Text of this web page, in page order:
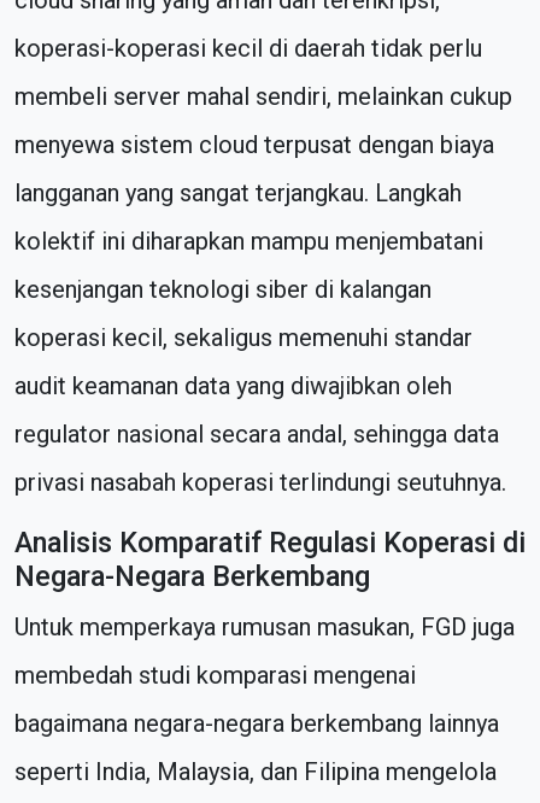
koperasi-koperasi kecil di daerah tidak perlu
membeli server mahal sendiri, melainkan cukup
menyewa sistem cloud terpusat dengan biaya
langganan yang sangat terjangkau. Langkah
kolektif ini diharapkan mampu menjembatani
kesenjangan teknologi siber di kalangan
koperasi kecil, sekaligus memenuhi standar
audit keamanan data yang diwajibkan oleh
regulator nasional secara andal, sehingga data
privasi nasabah koperasi terlindungi seutuhnya.
Analisis Komparatif Regulasi Koperasi di
Negara-Negara Berkembang
Untuk memperkaya rumusan masukan, FGD juga
membedah studi komparasi mengenai
bagaimana negara-negara berkembang lainnya
seperti India, Malaysia, dan Filipina mengelola